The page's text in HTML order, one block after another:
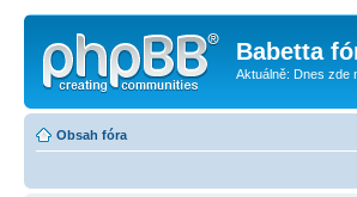
Babetta
Aktuálně: Dnes zde
Obsah fóra